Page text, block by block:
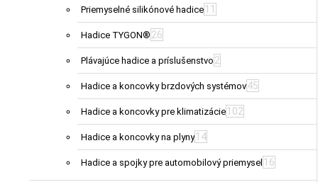
Priemyselné silikónové hadice 11
Hadice TYGON® 26
Plávajúce hadice a príslušenstvo 2
Hadice a koncovky brzdových systémov45
Hadice a koncovky pre klimatizácie 102
Hadice a koncovky na plyny 14
Hadice a spojky pre automobilový priemysel 16